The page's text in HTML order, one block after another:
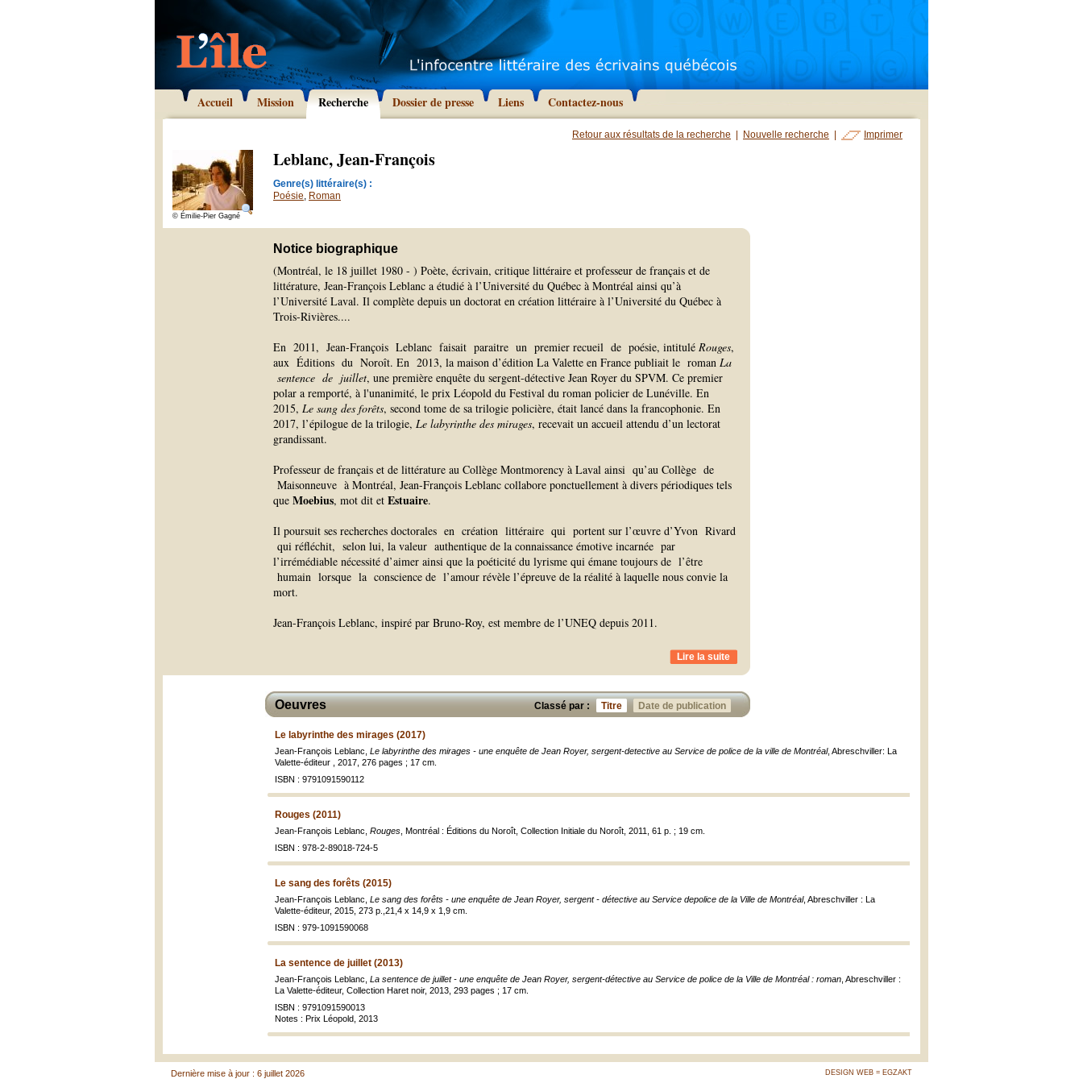
Accueil Mission Recherche Dossier de presse Liens Contactez-nous
Retour aux résultats de la recherche Nouvelle recherche Imprimer
© Émilie-Pier Gagné
Leblanc, Jean-François
Genre(s) littéraire(s) :
Poésie, Roman
Notice biographique
(Montréal, le 18 juillet 1980 - ) Poète, écrivain, critique littéraire et professeur de français et de
littérature, Jean-François Leblanc a étudié à l’Université du Québec à Montréal ainsi qu’à
l’Université Laval. Il complète depuis un doctorat en création littéraire à l’Université du Québec à
Trois-Rivières....
En 2011, Jean-François Leblanc faisait paraitre un premier recueil de poésie, intitulé Rouges,
aux Éditions du Noroît. En 2013, la maison d’édition La Valette en France publiait le roman La
sentence de juillet, une première enquête du sergent-détective Jean Royer du SPVM. Ce premier
polar a remporté, à l'unanimité, le prix Léopold du Festival du roman policier de Lunéville. En
2015, Le sang des forêts, second tome de sa trilogie policière, était lancé dans la francophonie. En
2017, l’épilogue de la trilogie, Le labyrinthe des mirages, recevait un accueil attendu d’un lectorat
grandissant.
Professeur de français et de littérature au Collège Montmorency à Laval ainsi qu’au Collège de
Maisonneuve à Montréal, Jean-François Leblanc collabore ponctuellement à divers périodiques tels
que Moebius, mot dit et Estuaire.
Il poursuit ses recherches doctorales en création littéraire qui portent sur l’œuvre d’Yvon Rivard
qui réfléchit, selon lui, la valeur authentique de la connaissance émotive incarnée par
l’irrémédiable nécessité d’aimer ainsi que la poéticité du lyrisme qui émane toujours de l’être
humain lorsque la conscience de l’amour révèle l’épreuve de la réalité à laquelle nous convie la
mort.
Jean-François Leblanc, inspiré par Bruno-Roy, est membre de l’UNEQ depuis 2011.
Lire la suite
Classé par : Titre Date de publication
Oeuvres
Le labyrinthe des mirages (2017)
Jean-François Leblanc, Le labyrinthe des mirages - une enquête de Jean Royer, sergent-detective au Service de police de la ville de Montréal, Abreschviller: La
Valette-éditeur , 2017, 276 pages ; 17 cm.
ISBN : 9791091590112
Rouges (2011)
Jean-François Leblanc, Rouges , Montréal : Éditions du Noroît, Collection Initiale du Noroît, 2011, 61 p. ; 19 cm.
ISBN : 978-2-89018-724-5
Le sang des forêts (2015)
Jean-François Leblanc, Le sang des forêts - une enquête de Jean Royer, sergent - détective au Service depolice de la Ville de Montréal, Abreschviller : La
Valette-éditeur, 2015, 273 p.,21,4 x 14,9 x 1,9 cm.
ISBN : 979-1091590068
La sentence de juillet (2013)
Jean-François Leblanc, La sentence de juillet - une enquête de Jean Royer, sergent-détective au Service de police de la Ville de Montréal : roman , Abreschviller :
La Valette-éditeur, Collection Haret noir, 2013, 293 pages ; 17 cm.
ISBN : 9791091590013
Notes : Prix Léopold, 2013
DESIGN WEB = EGZAKT
Dernière mise à jour : 6 juillet 2026